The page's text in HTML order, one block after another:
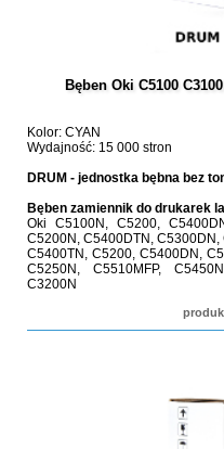
Bęben Oki C5100
Kolor: CYAN
Wydajność: 15 000 stron
DRUM - jednostka bębna bez
Bęben zamiennik do drukarek
Oki C5100N, C5200,
C5200N, C5400DTN,
C5400TN, C5200, C5400DN,
C5250N, C5510MFP,
C3200N